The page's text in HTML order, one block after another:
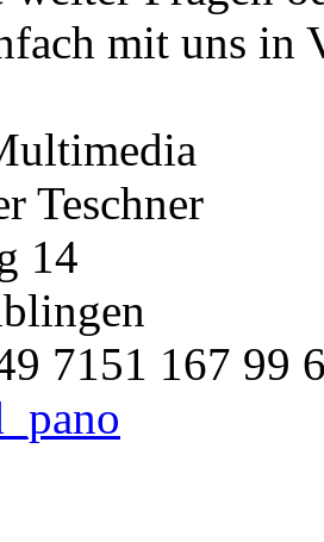
mit uns in
Teschner
14
7151 167 99